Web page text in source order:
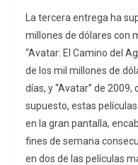
La tercera entrega ha
millones de dólares con
“Avatar: El Camino del
de los mil millones de
días, y “Avatar” de
supuesto, estas
en la gran pantalla,
fines de semana
en dos de las películas